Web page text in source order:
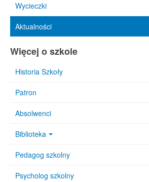
Wycieczki
Aktualności
Więcej o szkole
Historia Szkoły
Patron
Absolwenci
Biblioteka
Pedagog szkolny
Psycholog szkolny